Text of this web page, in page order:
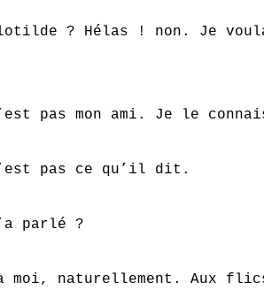
? Hélas ! non. Je
mon ami. Je le
pas ce qu’il dit.
?
naturellement. Aux